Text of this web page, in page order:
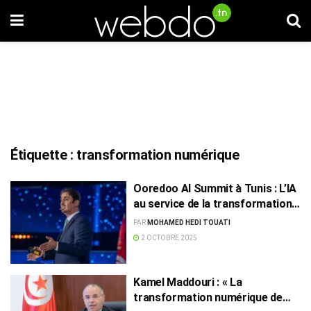
Étiquette : transformation numérique
Ooredoo AI Summit à Tunis : L’IA
au service de la transformation
numérique
PAR MOHAMED HEDI TOUATI
2 OCTOBRE 2025
Kamel Maddouri : « La
transformation numérique de